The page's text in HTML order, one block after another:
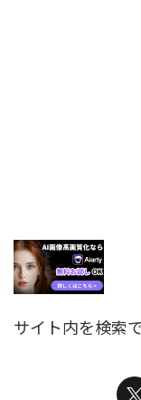
サイト内を検索